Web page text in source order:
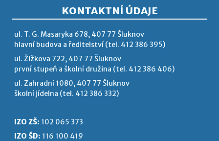
KONTAKTNÍ ÚDAJE
ul. T. G. Masaryka 678, 407 77 Šluknov
hlavní budova a ředitelství (tel. 412 386 395)
ul. Žižkova 722, 407 77 Šluknov
první stupeň a školní družina (tel. 412 386 406)
ul. Zahradní 1080, 407 77 Šluknov
školní jídelna (tel. 412 386 332)
IZO ZŠ: 102 065 373
IZO ŠD: 116 100 419